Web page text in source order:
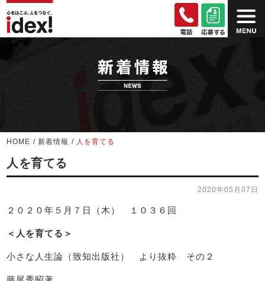
HOME /新着情報 / 人を育てる
人を育てる
2020年05月07日
２０２０年５月７日（木） １０３６回
＜人を育てる＞
小さな人生論（致知出版社） より抜粋 その２